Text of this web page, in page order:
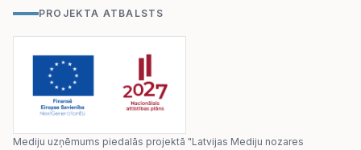
PROJEKTA ATBALSTS
Mediju uzņēmums piedalās projektā "Latvijas Mediju nozares